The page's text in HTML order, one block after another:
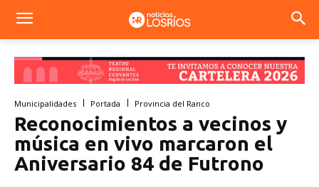
Municipalidades Portada Provincia del Ranco
Reconocimientos a vecinos y
música en vivo marcaron el
Aniversario 84 de Futrono